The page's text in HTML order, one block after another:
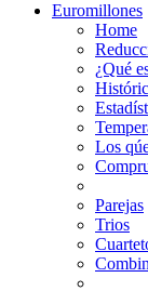
Euromillones
Home
¿Qué
Los
Parejas
Trios